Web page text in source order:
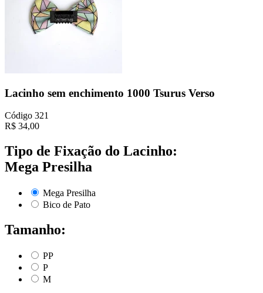
Lacinho sem enchimento 1000 Tsurus Verso
Código 321
R$ 34,00
Tipo de Fixação do Lacinho:
Mega Presilha
Mega Presilha
Bico de Pato
Tamanho:
PP
P
M